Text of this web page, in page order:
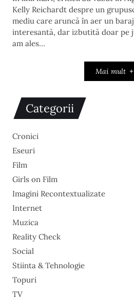
Kelly Reichardt despre un
mediu care aruncă în aer un
interesantă, dar izbutită doar pe
am ales…
Mai mult
Categorii
Cronici
Eseuri
Film
Girls on Film
Imagini Recontextualizate
Internet
Muzica
Reality Check
Social
Stiinta & Tehnologie
Topuri
TV